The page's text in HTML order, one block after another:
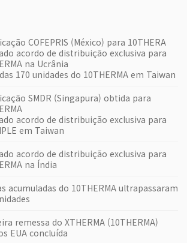
COFEPRIS (México) para 10THERA
acordo de distribuição exclusiva para
na Ucrânia
170 unidades do 10THERMA em Taiwan
SMDR (Singapura) obtida para
acordo de distribuição exclusiva para
em Taiwan
acordo de distribuição exclusiva para
na Índia
acumuladas do 10THERMA ultrapassaram
remessa do XTHERMA (10THERMA)
EUA concluída